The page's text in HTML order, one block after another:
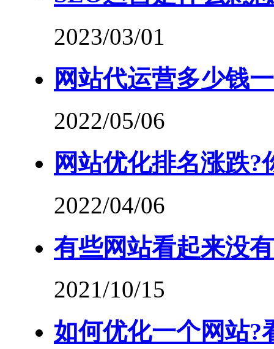
2023/03/01
网站代运营多少钱
2022/05/06
网站优化排名涨跌?
2022/04/06
有些网站看起来没
2021/10/15
如何优化一个网站?